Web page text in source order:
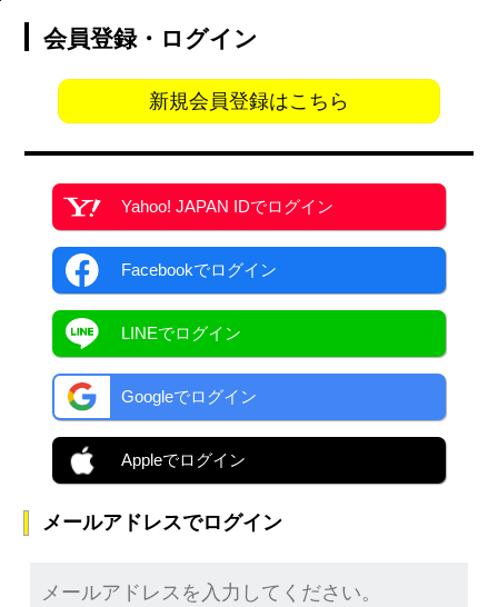
会員登録・ログイン
新規会員登録はこちら
Yahoo! JAPAN IDでログイン
Facebookでログイン
LINEでログイン
Googleでログイン
Appleでログイン
メールアドレスでログイン